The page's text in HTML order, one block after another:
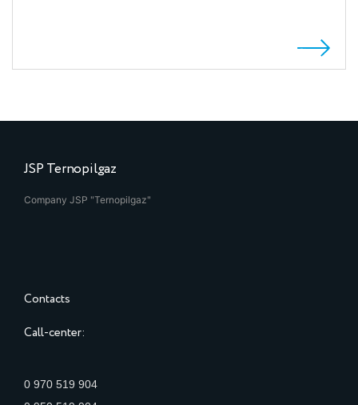
JSP Ternopilgaz
Company JSP "Ternopilgaz"
Contacts
Call-center:
0 970 519 904